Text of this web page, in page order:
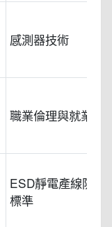
感測器技術
職業倫理與就業
ESD靜電產線防制
標準